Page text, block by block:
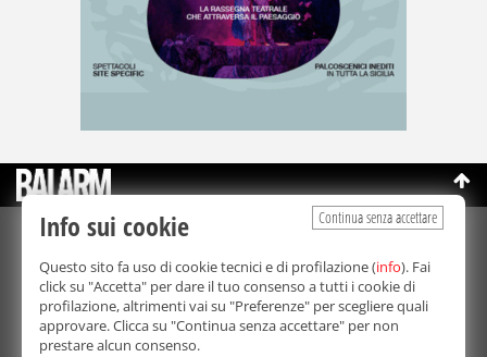
©Copyright 2003-2026
Bmedia Srl- P.IVA 07064240828
La riproduzione totale o parziale di tutti i contenuti, in qualunque
forma, su qualsiasi supporto è proibita.
Balarm.it è una testata giornalistica registrata. Autorizzazione del
Tribunale di Palermo n° 32 del 21/10/2003
Direttore responsabile:
Continua senza accettare
Info sui cookie
Questo sito fa uso di cookie tecnici e di profilazione (info). Fai
click su "Accetta" per dare il tuo consenso a tutti i cookie di
profilazione, altrimenti vai su "Preferenze" per scegliere quali
approvare. Clicca su "Continua senza accettare" per non
prestare alcun consenso.